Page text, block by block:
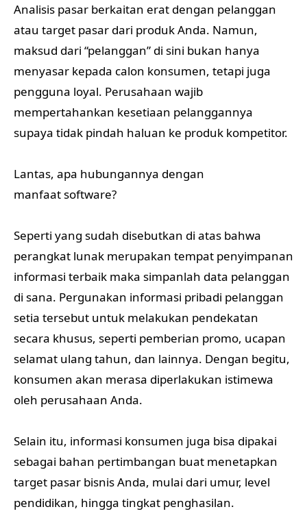
Analisis pasar berkaitan erat dengan pelanggan
atau target pasar dari produk Anda. Namun,
maksud dari “pelanggan” di sini bukan hanya
menyasar kepada calon konsumen, tetapi juga
pengguna loyal. Perusahaan wajib
mempertahankan kesetiaan pelanggannya
supaya tidak pindah haluan ke produk kompetitor.
Lantas, apa hubungannya dengan
manfaat software?
Seperti yang sudah disebutkan di atas bahwa
perangkat lunak merupakan tempat penyimpanan
informasi terbaik maka simpanlah data pelanggan
di sana. Pergunakan informasi pribadi pelanggan
setia tersebut untuk melakukan pendekatan
secara khusus, seperti pemberian promo, ucapan
selamat ulang tahun, dan lainnya. Dengan begitu,
konsumen akan merasa diperlakukan istimewa
oleh perusahaan Anda.
Selain itu, informasi konsumen juga bisa dipakai
sebagai bahan pertimbangan buat menetapkan
target pasar bisnis Anda, mulai dari umur, level
pendidikan, hingga tingkat penghasilan.